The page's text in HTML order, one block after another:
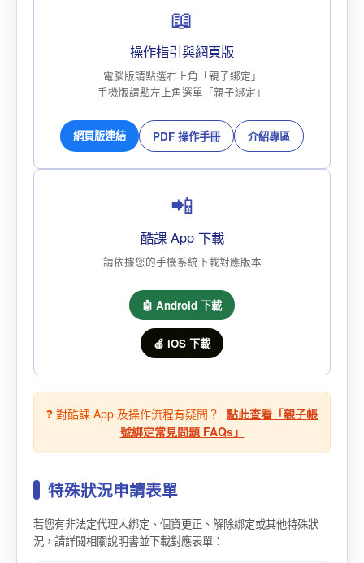
📖
操作指引與網頁版
電腦版請點選右上角「親子綁定」
手機版請點左上角選單「親子綁定」
網頁版連結 PDF 操作手冊 介紹專區
📲
酷課 App 下載
請依據您的手機系統下載對應版本
🤖 Android 下載
🍎 iOS 下載
❓ 對酷課 App 及操作流程有疑問？ 點此查看「親子帳
號綁定常見問題 FAQs」
特殊狀況申請表單
若您有非法定代理人綁定、個資更正、解除綁定或其他特殊狀
況，請詳閱相關說明書並下載對應表單：